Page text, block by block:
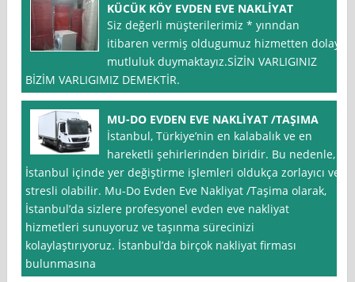
KÜCÜK KÖY EVDEN EVE NAKLİYAT
Siz değerli müşterilerimiz * yınndan
itibaren vermiş oldugumuz hizmetten dolayı
mutluluk duymaktayız.SİZİN VARLIGINIZ
BİZİM VARLIGIMIZ DEMEKTİR.
MU-DO EVDEN EVE NAKLİYAT /TAŞIMA
İstanbul, Türkiye’nin en kalabalık ve en
hareketli şehirlerinden biridir. Bu nedenle,
İstanbul içinde yer değiştirme işlemleri oldukça zorlayıcı ve
stresli olabilir. Mu-Do Evden Eve Nakliyat /Taşima olarak,
İstanbul’da sizlere profesyonel evden eve nakliyat
hizmetleri sunuyoruz ve taşınma sürecinizi
kolaylaştırıyoruz. İstanbul’da birçok nakliyat firması
bulunmasına